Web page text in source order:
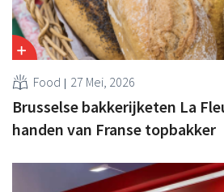
Food 27 Mei, 2026
Brusselse bakkerijketen La
handen van Franse topbakker